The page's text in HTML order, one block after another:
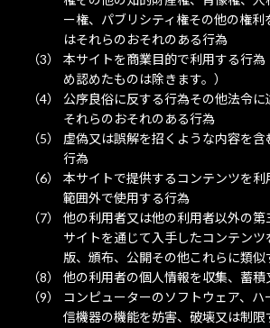
ー権、パブリシティ権その他の権利
はそれらのおそれのある行為
本サイトを商業目的で利用する行
め認めたものは除きます。）
公序良俗に反する行為その他法令
それらのおそれのある行為
虚偽又は誤解を招くような内容を含
行為
本サイトで提供するコンテンツを利
範囲外で使用する行為
他の利用者又は他の利用者以外の第
サイトを通じて入手したコンテンツ
版、頒布、公開その他これらに類似
他の利用者の個人情報を収集、蓄
コンピューターのソフトウェア、ハ
信機器の機能を妨害、破壊又は制限